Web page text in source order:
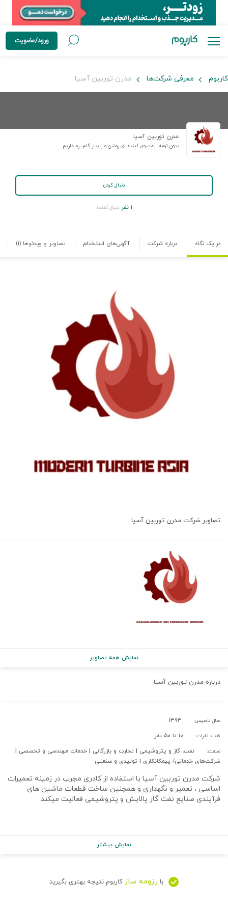
ورود/عضویت
کاربوم معرفی شرکت‌ها مدرن توربین آسیا
مدرن توربین آسیا
بدون توقف به سوی آینده ای روشن و پایدار گام برمیداریم
دنبال کردن
۱ نفر دنبال کننده
در یک نگاه درباره شرکت آگهی‌های استخدام تصاویر و ویدئوها (۱)
تصاویر شرکت مدرن توربین آسیا
نمایش همه تصاویر
درباره مدرن توربین آسیا
سال تاسیس: ۱۳۹۳
تعداد نفرات: ۱۰ تا ۵۰ نفر
صنعت:
نفت، گاز و پتروشیمی | تجارت و بازرگانی | خدمات مهندسی و تخصصی |
شرکت‌های خدماتی/ پیمکانکاری | تولیدی و صنعتی
شرکت مدرن توربین آسیا با استفاده از کادری مجرب در زمینه تعمیرات
اساسی ، تعمیر و نگهداری و همچنین ساخت قطعات ماشین های
فرآیندی صنایع نفت گاز پالایش و پتروشیمی فعالیت میکند .
نمایش بیشتر
با رزومه ساز کاربوم نتیجه بهتری بگیرید